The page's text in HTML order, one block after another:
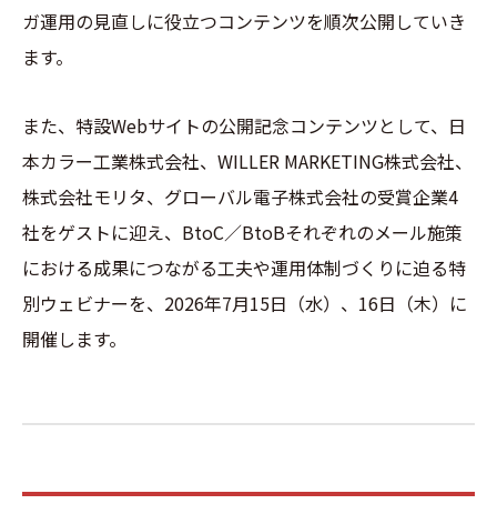
ガ運用の見直しに役立つコンテンツを順次公開していき
ます。
また、特設Webサイトの公開記念コンテンツとして、日
本カラー工業株式会社、WILLER MARKETING株式会社、
株式会社モリタ、グローバル電子株式会社の受賞企業4
社をゲストに迎え、BtoC／BtoBそれぞれのメール施策
における成果につながる工夫や運用体制づくりに迫る特
別ウェビナーを、2026年7月15日（水）、16日（木）に
開催します。